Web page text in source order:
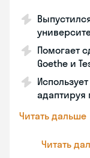
Помогает
Goethe и
адаптируя
Читать дальше
Читать